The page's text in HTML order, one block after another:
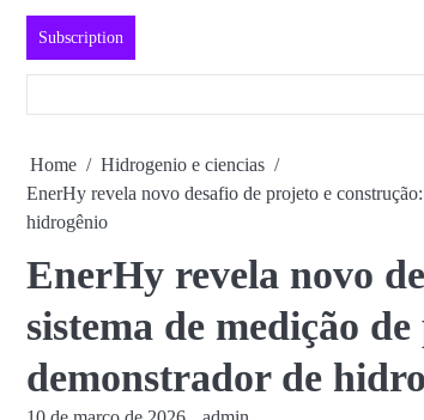
Skip
content
Subscription
Home
Hidrogenio e ciencias
EnerHy revela novo desafio de projeto e
hidrogênio
EnerHy revela novo
sistema de medição
demonstrador de